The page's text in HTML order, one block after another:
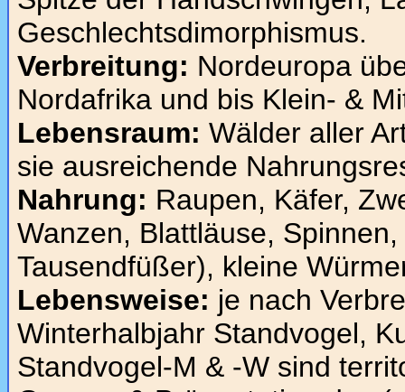
Geschlechtsdimorphismus.
Verbreitung: Nordeuropa
Nordafrika und bis Klein- &
Lebensraum: Wälder aller
sie ausreichende
Nahrung: Raupen, Käfer,
Wanzen, Blattläuse,
Tausendfüßer), kleine
Lebensweise: je nach
Winterhalbjahr Standvogel,
Standvogel-M & -W sind